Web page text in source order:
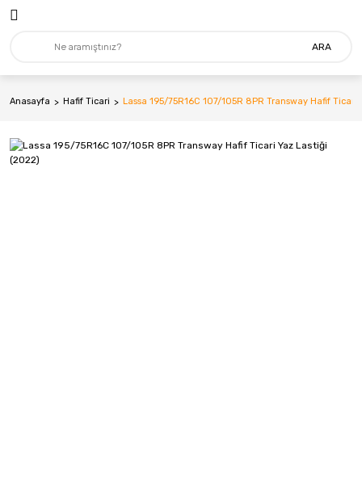
ARA
Anasayfa Hafif Ticari Lassa 195/75R16C 107/105R 8PR Transway Hafif